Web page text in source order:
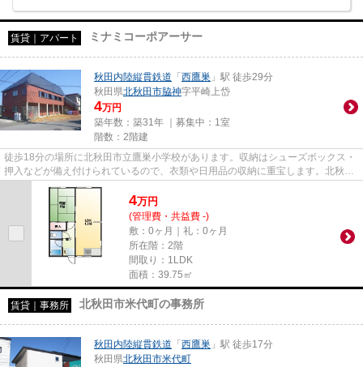
賃貸｜アパート ミナミコーポアーサー
秋田内陸縦貫鉄道 「 西鷹巣 」駅 徒歩29分
秋田県北秋田市脇神字平崎上岱
4万円
築年数：築31年 ｜募集中： 1室
階数：2階建
徒歩18分の場所に北秋田市立鷹巣小学校があります。収納はシューズボックス・
押入などが備え付けられているので、衣類や日用品の収納に重宝します。北秋田
市の住まい探しを応援する株...
4万円
(管理費・共益費 -)
敷：0ヶ月｜礼：0ヶ月
所在階：2階
間取り：1LDK
面積：39.75㎡
賃貸｜事務所 北秋田市米代町の事務所
秋田内陸縦貫鉄道 「 西鷹巣 」駅 徒歩17分
秋田県北秋田市米代町